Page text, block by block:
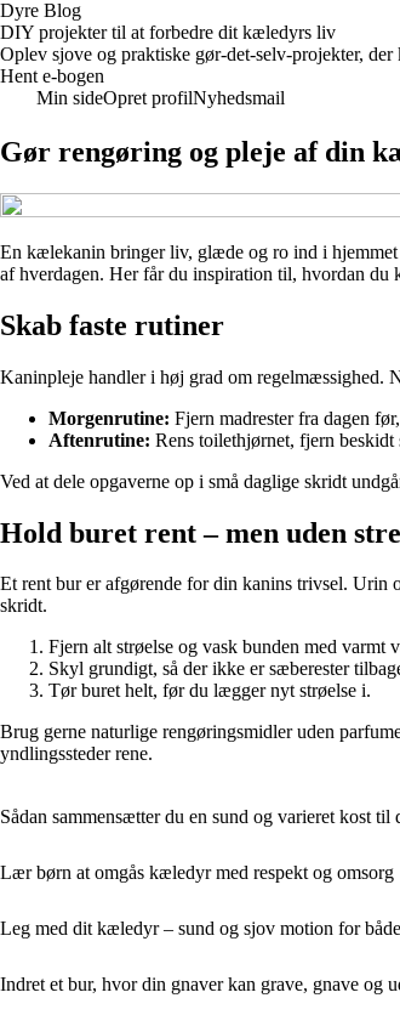
Dyre Blog
DIY projekter til at forbedre dit kæledyrs liv
Oplev sjove og praktiske gør-det-selv-projekter,
Hent e-bogen
Min sideOpret profilNyhedsmail
Gør rengøring og pleje af din
En kælekanin bringer liv, glæde og ro ind i hjemmet
af hverdagen. Her får du inspiration til, hvordan du
Skab faste rutiner
Kaninpleje handler i høj grad om regelmæssighed.
Morgenrutine: Fjern madrester fra dagen
Aftenrutine: Rens toilethjørnet, fjern
Ved at dele opgaverne op i små daglige skridt
Hold buret rent – men uden
Et rent bur er afgørende for din kanins trivsel. Urin
skridt.
Fjern alt strøelse og vask bunden med varmt
Skyl grundigt, så der ikke er sæberester
Tør buret helt, før du lægger nyt strøelse i.
Brug gerne naturlige rengøringsmidler uden
yndlingssteder rene.
Sådan sammensætter du en sund og varieret kost
Lær børn at omgås kæledyr med respekt og omsorg
Leg med dit kæledyr – sund og sjov motion for
Indret et bur, hvor din gnaver kan grave, gnave og